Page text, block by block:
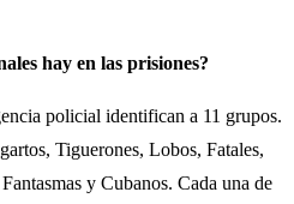
hay en las prisiones?
policial identifican a 11 grupos.
Tiguerones, Lobos, Fatales,
y Cubanos. Cada una de